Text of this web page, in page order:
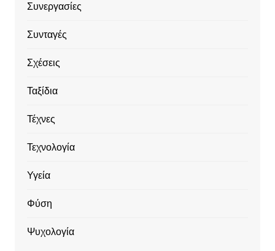
Συνεργασίες
Συνταγές
Σχέσεις
Ταξίδια
Τέχνες
Τεχνολογία
Υγεία
Φύση
Ψυχολογία